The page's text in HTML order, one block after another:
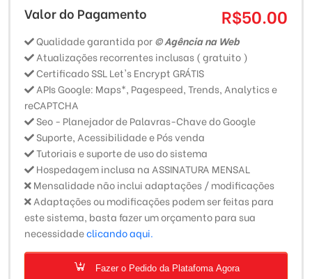
Valor do Pagamento R$50.00
Qualidade garantida por© Agência na Web
Atualizações recorrentes inclusas ( gratuito )
Certificado SSL Let's Encrypt GRÁTIS
APIs Google: Maps*, Pagespeed, Trends, Analytics e
reCAPTCHA
Seo - Planejador de Palavras-Chave do Google
Suporte, Acessibilidade e Pós venda
Tutoriais e suporte de uso do sistema
Hospedagem inclusa na ASSINATURA MENSAL
Mensalidade não inclui adaptações / modificações
Adaptações ou modificações podem ser feitas para
este sistema, basta fazer um orçamento para sua
necessidadeclicando aqui.
Fazer o Pedido da Platafoma Agora